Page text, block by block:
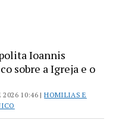
Ioannis
sobre a Igreja e o
2026 10:46 |HOMILIAS E